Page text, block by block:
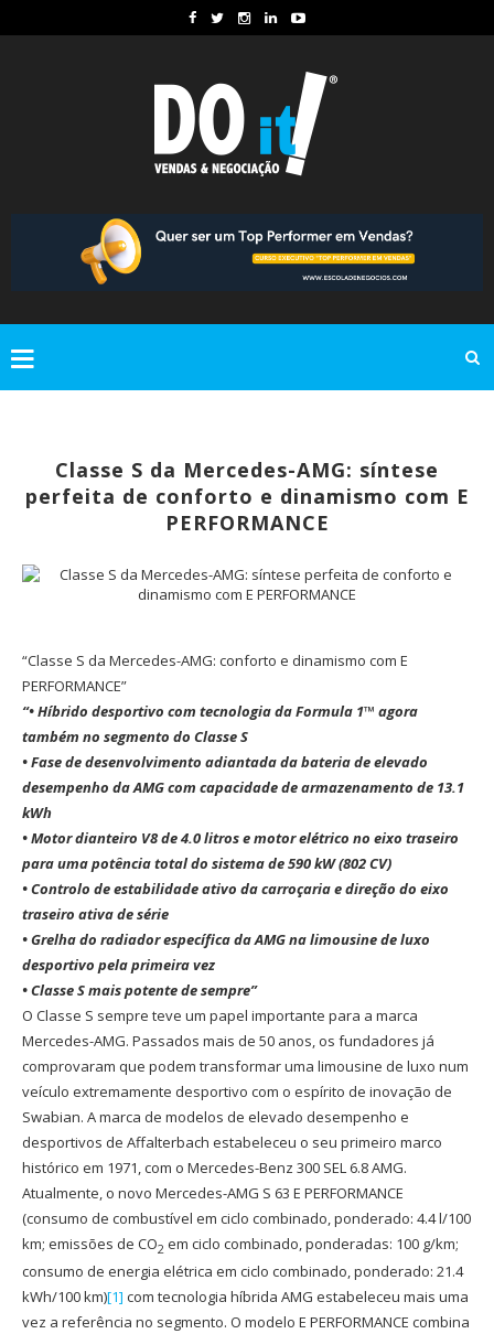
Classe S da Mercedes-AMG: síntese
perfeita de conforto e dinamismo com E
PERFORMANCE
“Classe S da Mercedes-AMG: conforto e dinamismo com E
PERFORMANCE”
“• Híbrido desportivo com tecnologia da Formula 1™ agora
também no segmento do Classe S
• Fase de desenvolvimento adiantada da bateria de elevado
desempenho da AMG com capacidade de armazenamento de 13.1
kWh
• Motor dianteiro V8 de 4.0 litros e motor elétrico no eixo traseiro
para uma potência total do sistema de 590 kW (802 CV)
• Controlo de estabilidade ativo da carroçaria e direção do eixo
traseiro ativa de série
• Grelha do radiador específica da AMG na limousine de luxo
desportivo pela primeira vez
• Classe S mais potente de sempre”
O Classe S sempre teve um papel importante para a marca
Mercedes-AMG. Passados mais de 50 anos, os fundadores já
comprovaram que podem transformar uma limousine de luxo num
veículo extremamente desportivo com o espírito de inovação de
Swabian. A marca de modelos de elevado desempenho e
desportivos de Affalterbach estabeleceu o seu primeiro marco
histórico em 1971, com o Mercedes-Benz 300 SEL 6.8 AMG.
Atualmente, o novo Mercedes-AMG S 63 E PERFORMANCE
(consumo de combustível em ciclo combinado, ponderado: 4.4 l/100
km; emissões de CO2 em ciclo combinado, ponderadas: 100 g/km;
consumo de energia elétrica em ciclo combinado, ponderado: 21.4
kWh/100 km)[1] com tecnologia híbrida AMG estabeleceu mais uma
vez a referência no segmento. O modelo E PERFORMANCE combina